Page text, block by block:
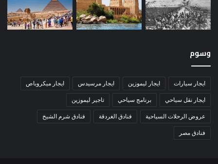
وسوم
ايجار سيارات ايجار ليموزين ايجار مرسيدس ايجار ميكروباص
ايجار نقل سياحي برنامج سياحي تاجير ليموزين
عروض الرحلات السياحية فنادق الغردقة فنادق شرم الشيخ
فنادق مصر